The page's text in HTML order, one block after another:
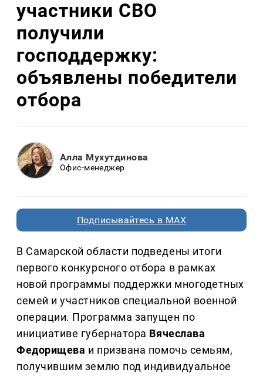
участники СВО
получили
господдержку:
объявлены победители
отбора
Алла Мухутдинова
Офис-менеджер
Подписывайтесь в MAX
В Самарской области подведены итоги
первого конкурсного отбора в рамках
новой программы поддержки многодетных
семей и участников специальной военной
операции. Программа запущен по
инициативе губернатора Вячеслава
Федорищева и призвана помочь семьям,
получившим землю под индивидуальное